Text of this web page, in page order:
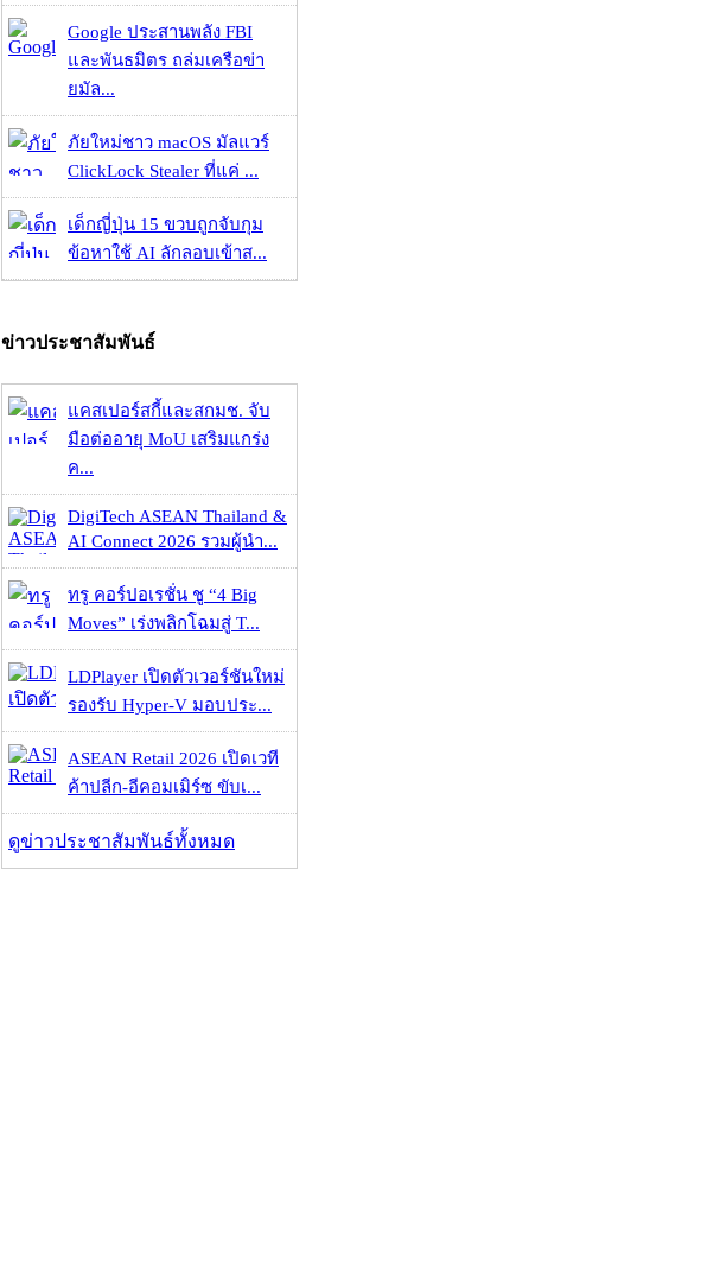
Google ประสานพลัง FBI
และพันธมิตร ถล่มเครือข่า
ยมัล...
ภัยใหม่ชาว macOS มัลแวร์
ClickLock Stealer ที่แค่ ...
เด็กญี่ปุ่น 15 ขวบถูกจับกุม
ข้อหาใช้ AI ลักลอบเข้าส...
ข่าวประชาสัมพันธ์
แคสเปอร์สกี้และสกมช. จับ
มือต่ออายุ MoU เสริมแกร่ง
ค...
DigiTech ASEAN Thailand &
AI Connect 2026 รวมผู้นำ...
ทรู คอร์ปอเรชั่น ชู “4 Big
Moves” เร่งพลิกโฉมสู่ T...
LDPlayer เปิดตัวเวอร์ชันใหม่
รองรับ Hyper-V มอบประ...
ASEAN Retail 2026 เปิดเวที
ค้าปลีก-อีคอมเมิร์ซ ขับเ...
ดูข่าวประชาสัมพันธ์ทั้งหมด